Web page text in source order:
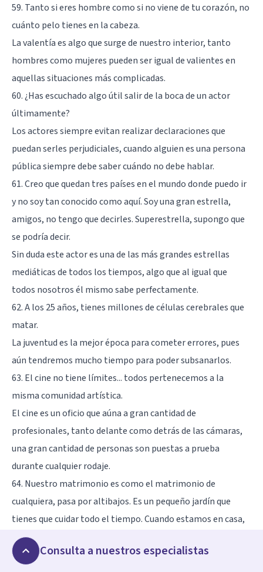
59. Tanto si eres hombre como si no viene de tu corazón, no
cuánto pelo tienes en la cabeza.
La valentía es algo que surge de nuestro interior, tanto
hombres como mujeres pueden ser igual de valientes en
aquellas situaciones más complicadas.
60. ¿Has escuchado algo útil salir de la boca de un actor
últimamente?
Los actores siempre evitan realizar declaraciones que
puedan serles perjudiciales, cuando alguien es una persona
pública siempre debe saber cuándo no debe hablar.
61. Creo que quedan tres países en el mundo donde puedo ir
y no soy tan conocido como aquí. Soy una gran estrella,
amigos, no tengo que decirles. Superestrella, supongo que
se podría decir.
Sin duda este actor es una de las más grandes estrellas
mediáticas de todos los tiempos, algo que al igual que
todos nosotros él mismo sabe perfectamente.
62. A los 25 años, tienes millones de células cerebrales que
matar.
La juventud es la mejor época para cometer errores, pues
aún tendremos mucho tiempo para poder subsanarlos.
63. El cine no tiene límites... todos pertenecemos a la
misma comunidad artística.
El cine es un oficio que aúna a gran cantidad de
profesionales, tanto delante como detrás de las cámaras,
una gran cantidad de personas son puestas a prueba
durante cualquier rodaje.
64. Nuestro matrimonio es como el matrimonio de
cualquiera, pasa por altibajos. Es un pequeño jardín que
tienes que cuidar todo el tiempo. Cuando estamos en casa,
no es como si camináramos todos con la cabeza puesta,
¡Somos celebridades! ¡Somos famosos! Yo cambio los
Consulta a nuestros especialistas